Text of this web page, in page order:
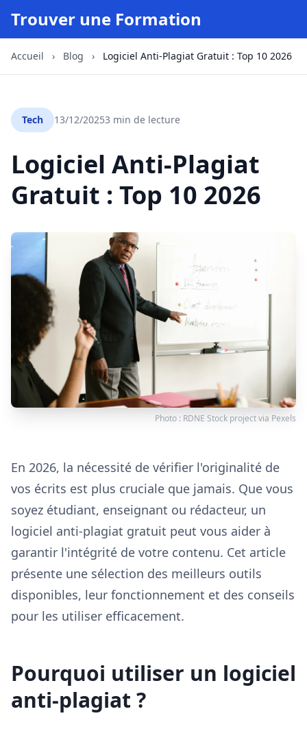
Trouver une Formation
Accueil › Blog › Logiciel Anti-Plagiat Gratuit : Top 10 2026
Tech 13/12/20253 min de lecture
Logiciel Anti-Plagiat
Gratuit : Top 10 2026
Photo : RDNE Stock projectvia Pexels
En 2026, la nécessité de vérifier l'originalité de
vos écrits est plus cruciale que jamais. Que vous
soyez étudiant, enseignant ou rédacteur, un
logiciel anti-plagiat gratuit peut vous aider à
garantir l'intégrité de votre contenu. Cet article
présente une sélection des meilleurs outils
disponibles, leur fonctionnement et des conseils
pour les utiliser efficacement.
Pourquoi utiliser un logiciel
anti-plagiat ?